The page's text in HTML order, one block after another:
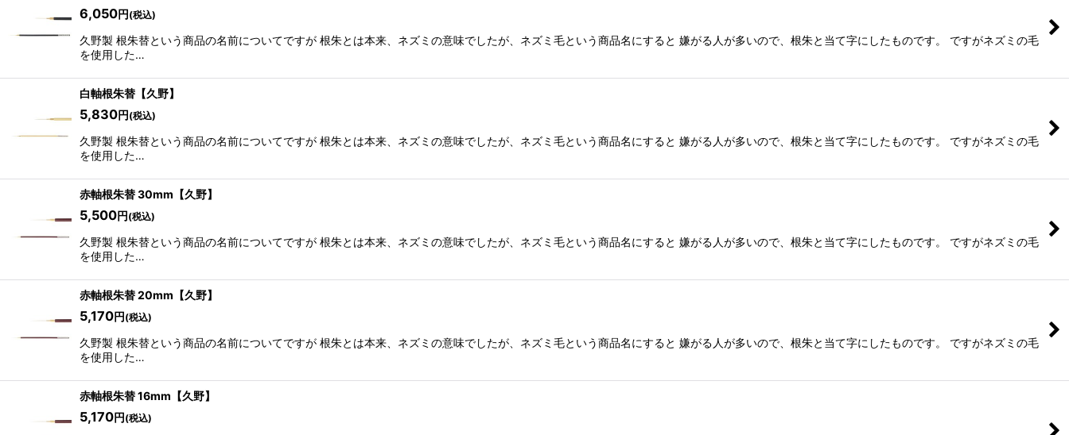
6,050円 (税込)
久野製 根朱替という商品の名前についてですが 根朱とは本来、ネズミの意味でしたが、ネズミ毛という商品名にすると 嫌がる人が多いので、根朱と当て字にしたものです。 ですがネズミの毛
を使用した…
白軸根朱替【久野】
5,830円 (税込)
久野製 根朱替という商品の名前についてですが 根朱とは本来、ネズミの意味でしたが、ネズミ毛という商品名にすると 嫌がる人が多いので、根朱と当て字にしたものです。 ですがネズミの毛
を使用した…
赤軸根朱替 30mm【久野】
5,500円 (税込)
久野製 根朱替という商品の名前についてですが 根朱とは本来、ネズミの意味でしたが、ネズミ毛という商品名にすると 嫌がる人が多いので、根朱と当て字にしたものです。 ですがネズミの毛
を使用した…
赤軸根朱替 20mm【久野】
5,170円 (税込)
久野製 根朱替という商品の名前についてですが 根朱とは本来、ネズミの意味でしたが、ネズミ毛という商品名にすると 嫌がる人が多いので、根朱と当て字にしたものです。 ですがネズミの毛
を使用した…
赤軸根朱替 16mm【久野】
5,170円 (税込)